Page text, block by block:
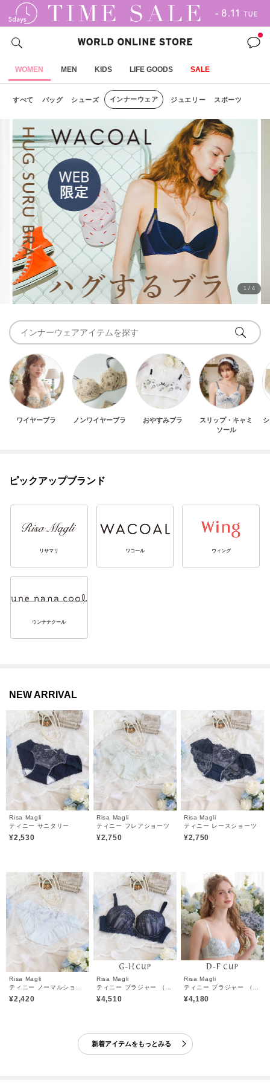
WOMEN MEN KIDS LIFE GOODS SALE
すべて バッグ シューズ インナーウェア ジュエリー スポーツ
1 / 4
ワイヤーブラ ノンワイヤーブラ おやすみブラ
スリップ・キャミ
ソール
ピックアップブランド
リサマリ ワコール ウィング
ウンナナクール
NEW ARRIVAL
Risa Magli
ティニー サニタリー
¥2,530
Risa Magli
ティニー フレアショーツ
¥2,750
Risa Magli
ティニー レースショーツ
¥2,750
Risa Magli
ティニー ノーマルショーツ
¥2,420
Risa Magli
ティニー ブラジャー （G－H） ＜Glamor Bra／バストアップタイプ＞
¥4,510
Risa Magli
ティニー ブラジャー （D－F） ＜Sweet Rich（スウィートリッチ）＞
¥4,180
新着アイテムをもっとみる